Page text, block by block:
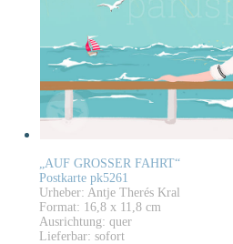
„AUF GROSSER FAHRT“
Postkarte pk5261
Urheber: Antje Therés Kral
Format: 16,8 x 11,8 cm
Ausrichtung: quer
Lieferbar: sofort